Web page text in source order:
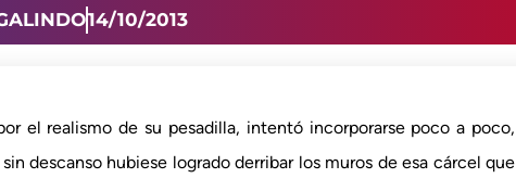
14/10/2013
el realismo de su pesadilla, intentó incorporarse poco a poco,
descanso hubiese logrado derribar los muros de esa cárcel que